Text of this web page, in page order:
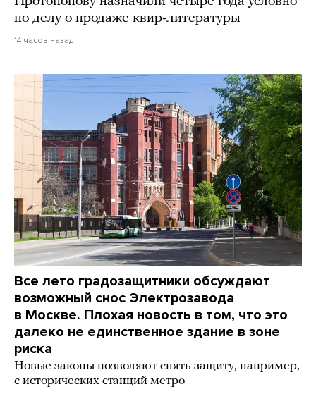
по делу о продаже квир-литературы
14 часов назад
Все лето градозащитники обсуждают
возможный снос Электрозавода
в Москве. Плохая новость в том, что это
далеко не единственное здание в зоне
риска
Новые законы позволяют снять защиту, например,
с исторических станций метро